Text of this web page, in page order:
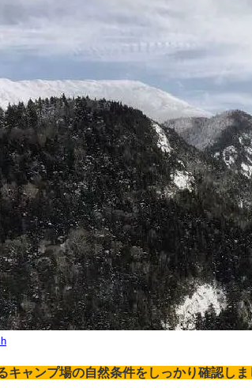
キャンプ場の自然条件をしっかり確認しま